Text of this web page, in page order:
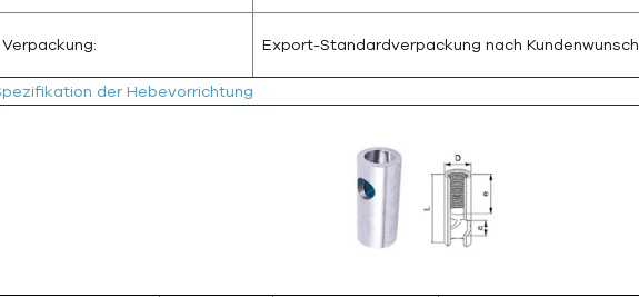
Verpackung: Export-Standardverpackung nach Kundenwunsch
der Hebevorrichtung